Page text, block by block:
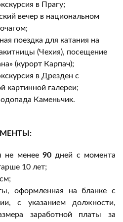
в Прагу;
вечер в национальном
поездка для катания на
(Чехия), посещение
(курорт Карпач);
в Дрезден с
картинной галереи;
Каменьчик.
:
не менее 90дней с момента
10 лет;
см;
оформленная на бланке с
с указанием должности,
заработной платы за